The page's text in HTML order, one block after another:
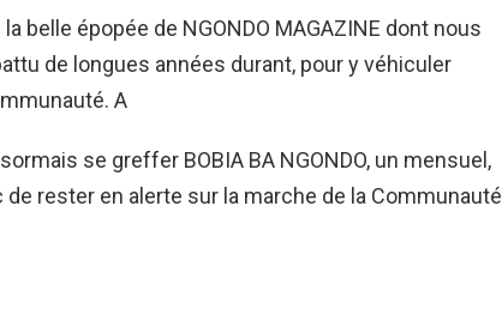
belle épopée de NGONDO MAGAZINE dont nous
de longues années durant, pour y véhiculer
A
se greffer BOBIA BA NGONDO, un mensuel,
rester en alerte sur la marche de la Communauté